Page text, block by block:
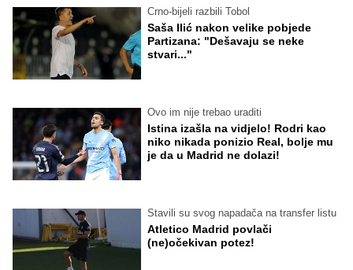
Crno-bijeli razbili Tobol
Saša Ilić nakon velike pobjede
Partizana: "Dešavaju se neke
stvari..."
Ovo im nije trebao uraditi
Istina izašla na vidjelo! Rodri kao
niko nikada ponizio Real, bolje mu
je da u Madrid ne dolazi!
Stavili su svog napadača na transfer listu
Atletico Madrid povlači
(ne)očekivan potez!